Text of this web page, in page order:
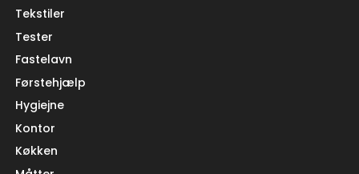
Tekstiler
Tester
Fastelavn
Førstehjælp
Hygiejne
Kontor
Køkken